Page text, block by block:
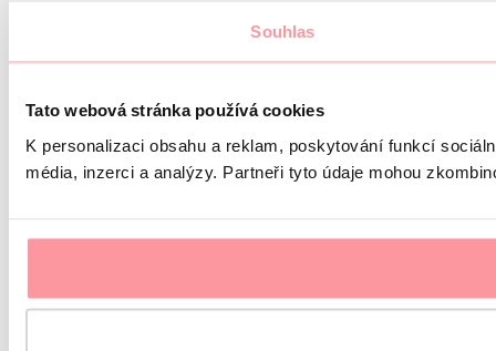
Souhlas
Tato webová stránka používá cookies
K personalizaci obsahu a reklam, poskytování funkcí
média, inzerci a analýzy. Partneři tyto údaje mohou